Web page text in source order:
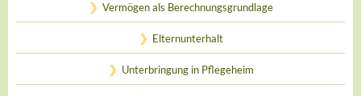
Vermögen als Berechnungsgrundlage
Elternunterhalt
Unterbringung in Pflegeheim